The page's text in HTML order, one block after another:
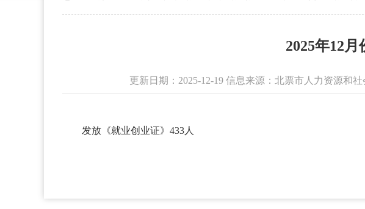
2025年12
更新日期：2025-12-19 信息来源：北票市人力资源和
发放《就业创业证》433人